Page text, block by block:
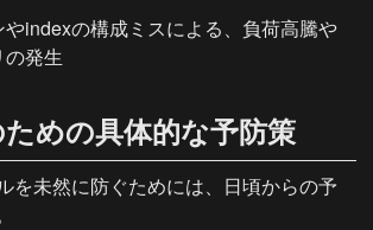
やindexの構成ミスによる、負荷高騰や
発生
めの具体的な予防策
を未然に防ぐためには、日頃からの予